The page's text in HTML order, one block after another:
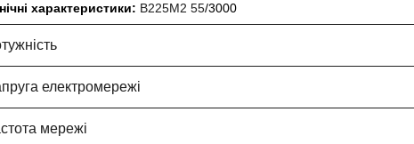
характеристики: В225М2 55/3000
електромережі
мережі